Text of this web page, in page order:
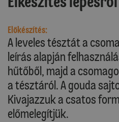
Előkészítés:
A leveles tésztát a
leírás alapján
hűtőből, majd a
a tésztáról. A gouda
Kivajazzuk a csatos
előmelegítjük.